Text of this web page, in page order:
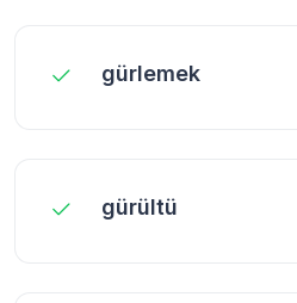
gürlemek
gürültü